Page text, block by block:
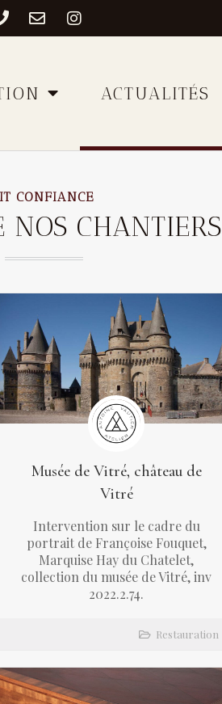
ACTUALITÉS
CONFIANCE
CHANTIERS
Musée de Vitré, château de
Vitré
Intervention sur le cadre du
portrait de Françoise Fouquet,
Marquise Hay du Chatelet,
collection du musée de Vitré, inv
2022.2.74.
Restauration